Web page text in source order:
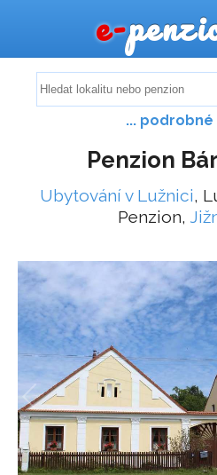
e-
...
Penzion
Ubytování v Lužnici,
Penzion,